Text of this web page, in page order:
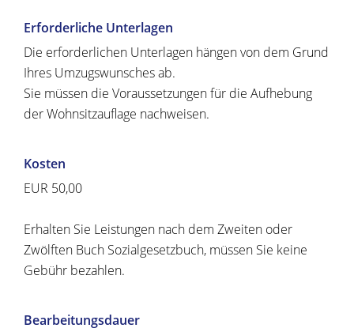
Erforderliche Unterlagen
Die erforderlichen Unterlagen hängen von dem Grund
Ihres Umzugswunsches ab.
Sie müssen die Voraussetzungen für die Aufhebung
der Wohnsitzauflage nachweisen.
Kosten
EUR 50,00
Erhalten Sie Leistungen nach dem Zweiten oder
Zwölften Buch Sozialgesetzbuch, müssen Sie keine
Gebühr bezahlen.
Bearbeitungsdauer